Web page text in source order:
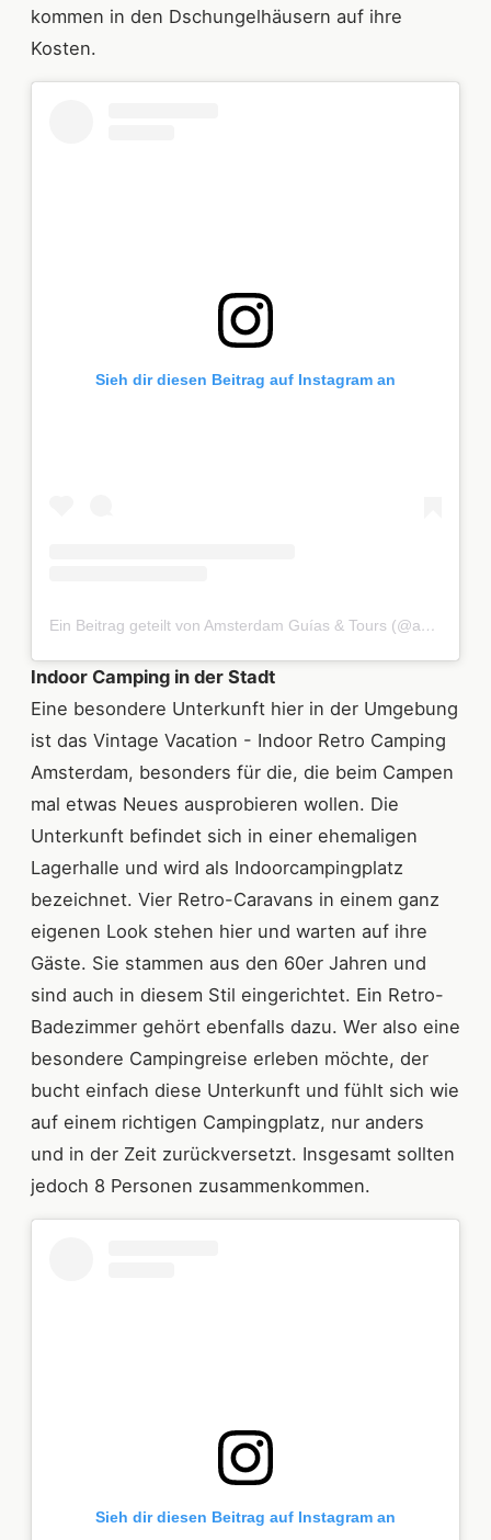
kommen in den Dschungelhäusern auf ihre
Kosten.
Sieh dir diesen Beitrag auf Instagram an
Ein Beitrag geteilt von Amsterdam Guías & Tours (@amsterdamguias)
Indoor Camping in der Stadt
Eine besondere Unterkunft hier in der Umgebung
ist das Vintage Vacation - Indoor Retro Camping
Amsterdam, besonders für die, die beim Campen
mal etwas Neues ausprobieren wollen. Die
Unterkunft befindet sich in einer ehemaligen
Lagerhalle und wird als Indoorcampingplatz
bezeichnet. Vier Retro-Caravans in einem ganz
eigenen Look stehen hier und warten auf ihre
Gäste. Sie stammen aus den 60er Jahren und
sind auch in diesem Stil eingerichtet. Ein Retro-
Badezimmer gehört ebenfalls dazu. Wer also eine
besondere Campingreise erleben möchte, der
bucht einfach diese Unterkunft und fühlt sich wie
auf einem richtigen Campingplatz, nur anders
und in der Zeit zurückversetzt. Insgesamt sollten
jedoch 8 Personen zusammenkommen.
Sieh dir diesen Beitrag auf Instagram an